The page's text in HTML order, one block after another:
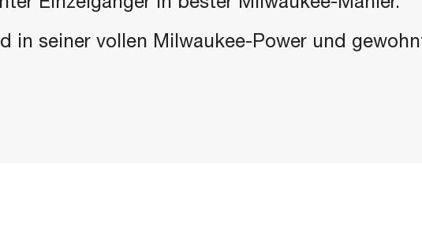
in seiner vollen Milwaukee-Power und